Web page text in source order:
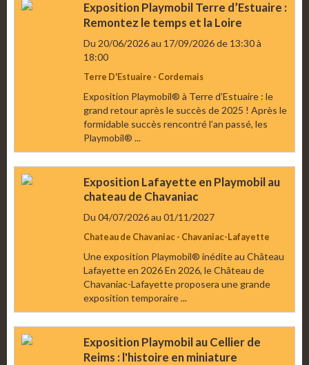
Exposition Playmobil Terre d’Estuaire :
Remontez le temps et la Loire
Du 20/06/2026au 17/09/2026de 13:30à
18:00
Terre D'Estuaire - Cordemais
Exposition Playmobil® à Terre d’Estuaire : le
grand retour après le succès de 2025 ! Après le
formidable succès rencontré l’an passé, les
Playmobil® ...
Exposition Lafayette en Playmobil au
chateau de Chavaniac
Du 04/07/2026au 01/11/2027
Chateau de Chavaniac - Chavaniac-Lafayette
Une exposition Playmobil® inédite au Château
Lafayette en 2026 En 2026, le Château de
Chavaniac-Lafayette proposera une grande
exposition temporaire ...
Exposition Playmobil au Cellier de
Reims : l'histoire en miniature